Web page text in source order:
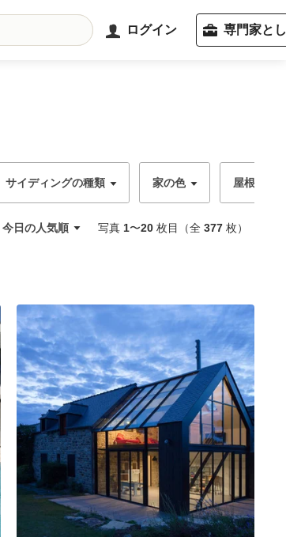
ログイン 専門家と
サイディングの種類 家の色 屋根の種
今日の人気順 写真 1〜20 枚目（全 377 枚）